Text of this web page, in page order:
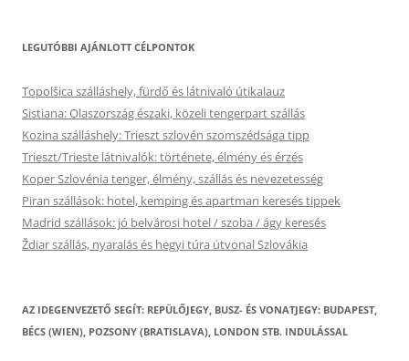
LEGUTÓBBI AJÁNLOTT CÉLPONTOK
Topolšica szálláshely, fürdő és látnivaló útikalauz
Sistiana: Olaszország északi, közeli tengerpart szállás
Kozina szálláshely: Trieszt szlovén szomszédsága tipp
Trieszt/Trieste látnivalók: története, élmény és érzés
Koper Szlovénia tenger, élmény, szállás és nevezetesség
Piran szállások: hotel, kemping és apartman keresés tippek
Madrid szállások: jó belvárosi hotel / szoba / ágy keresés
Ždiar szállás, nyaralás és hegyi túra útvonal Szlovákia
AZ IDEGENVEZETŐ SEGÍT: REPÜLŐJEGY, BUSZ- ÉS VONATJEGY: BUDAPEST,
BÉCS (WIEN), POZSONY (BRATISLAVA), LONDON STB. INDULÁSSAL